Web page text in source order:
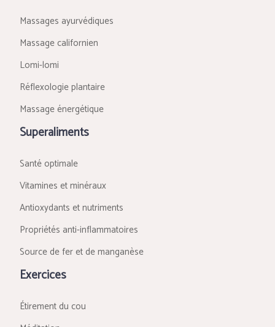
Massages ayurvédiques
Massage californien
Lomi-lomi
Réflexologie plantaire
Massage énergétique
Superaliments
Santé optimale
Vitamines et minéraux
Antioxydants et nutriments
Propriétés anti-inflammatoires
Source de fer et de manganèse
Exercices
Étirement du cou